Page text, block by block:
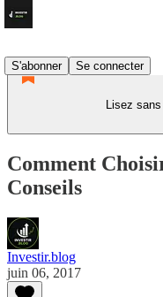
S'abonner
Se connecter
Lisez
Comment
Conseils
Investir.blog
juin 06, 2017